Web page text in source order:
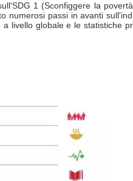
1 (Sconfiggere la
numerosi passi in avanti
livello globale e le statistiche